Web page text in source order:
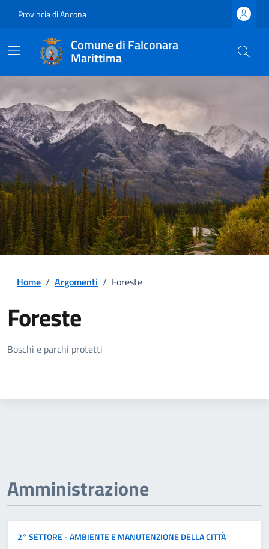
Provincia di Ancona
Comune di Falconara
Marittima
Home / Argomenti / Foreste
Foreste
Dettagli della notizia
Boschi e parchi protetti
Amministrazione
2° SETTORE - AMBIENTE E MANUTENZIONE DELLA CITTÀ